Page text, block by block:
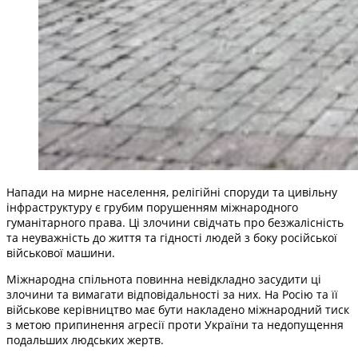
Напади на мирне населення, релігійні споруди та цивільну
інфраструктуру є грубим порушенням міжнародного
гуманітарного права. Ці злочини свідчать про безжалісність
та неуважність до життя та гідності людей з боку російської
військової машини.
Міжнародна спільнота повинна невідкладно засудити ці
злочини та вимагати відповідальності за них. На Росію та її
військове керівництво має бути накладено міжнародний тиск
з метою припинення агресії проти України та недопущення
подальших людських жертв.